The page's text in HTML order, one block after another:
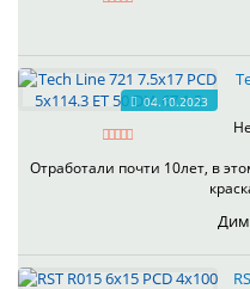
04.10.2023
Отработали почти 10лет, в